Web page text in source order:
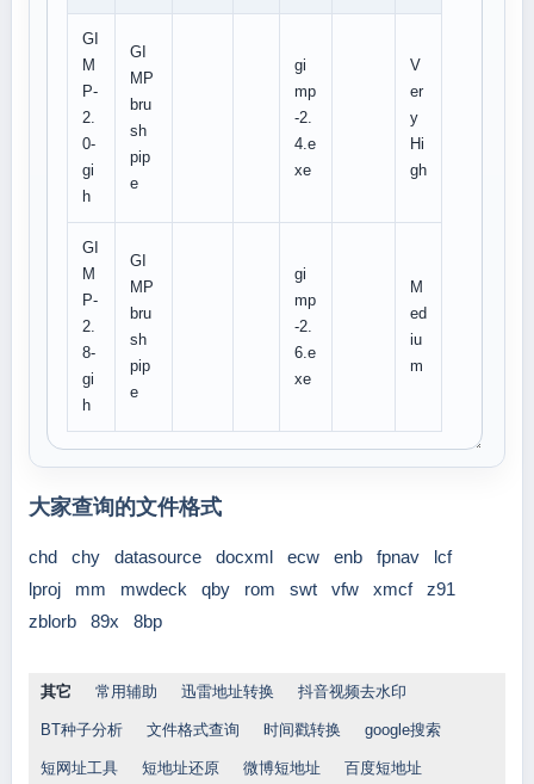
GI
M
P-
2.
0-
gi
h
GI
MP
bru
sh
pip
e
gi
mp
-2.
4.e
xe
V
er
y
Hi
gh
GI
M
P-
2.
8-
gi
h
GI
MP
bru
sh
pip
e
gi
mp
-2.
6.e
xe
M
ed
iu
m
大家查询的文件格式
chd chy datasource docxml ecw enb fpnav
lcf
lproj
mm mwdeck qby rom swt vfw xmcf
z91
zblorb
89x 8bp
其它 常用辅助 迅雷地址转换 抖音视频去水印
BT种子分析 文件格式查询 时间戳转换 google搜索
短网址工具 短地址还原 微博短地址 百度短地址